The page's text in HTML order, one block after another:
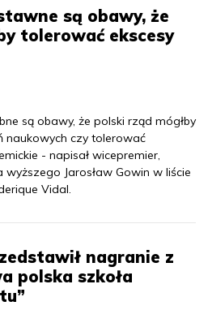
są obawy, że
tolerować ekscesy
są obawy, że polski rząd mógłby
naukowych czy tolerować
- napisał wicepremier,
Jarosław Gowin w liście
Vidal.
nagranie z
polska szkoła